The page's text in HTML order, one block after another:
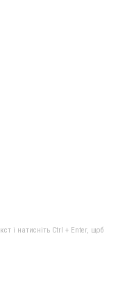
і натисніть Ctrl + Enter, щоб